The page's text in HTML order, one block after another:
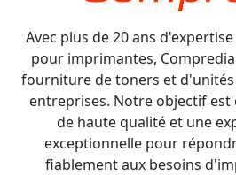
Avec plus de 20 ans
pour imprimantes,
fourniture de toners et
entreprises. Notre objectif
de haute qualité et une
exceptionnelle pour
fiablement aux besoins